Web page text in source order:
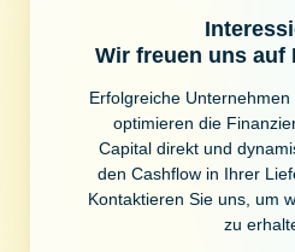
Wir freuen uns auf
Erfolgreiche
optimieren die
Capital direkt und
den Cashflow in Ihrer
Kontaktieren Sie uns, um
zu